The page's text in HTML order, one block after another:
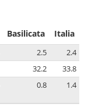
Basilicata Italia
2.5
2.4
32.2
33.8
0.8 1.4